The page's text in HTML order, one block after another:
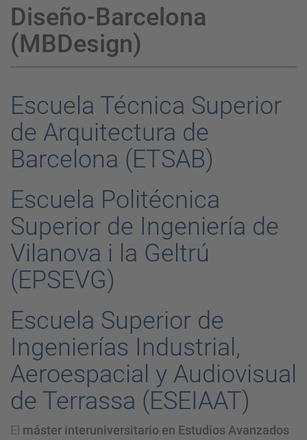
Diseño-Barcelona
(MBDesign)
Escuela Técnica Superior
de Arquitectura de
Barcelona (ETSAB)
Escuela Politécnica
Superior de Ingeniería de
Vilanova i la Geltrú
(EPSEVG)
Escuela Superior de
Ingenierías Industrial,
Aeroespacial y Audiovisual
de Terrassa (ESEIAAT)
El máster interuniversitario en Estudios Avanzados